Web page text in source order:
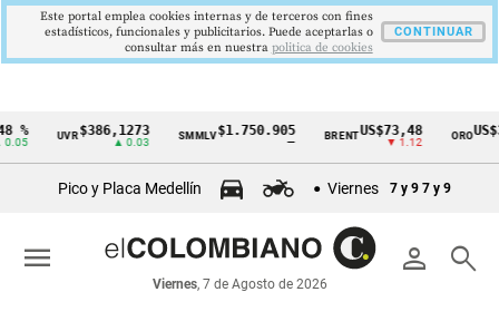
Cintillo
económicos
Colombia
UVR$386,1273
▲ 0.03
SMMLV $1.750.905 BRENTUS$73,48
▼ 1.12
ORO
Pico y Placa Medellín Viernes 7 y 9 7 y 9
person search
Viernes, 7 de Agosto de 2026
menu
Este portal emplea cookies internas y de terceros con fines
estadísticos, funcionales y publicitarios. Puede aceptarlas o
consultar más en nuestra politica de cookies
CONTINUAR